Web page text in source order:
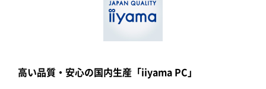
高い品質・安心の国内生産「iiyama PC」